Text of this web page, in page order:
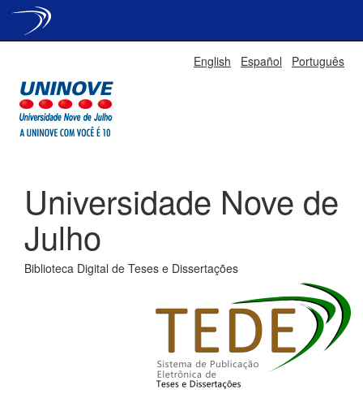
English Español Português
Universidade Nove de
Julho
Biblioteca Digital de Teses e Dissertações